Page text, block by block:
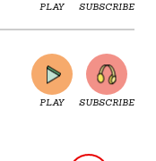
PLAY SUBSCRIBE
PLAY SUBSCRIBE